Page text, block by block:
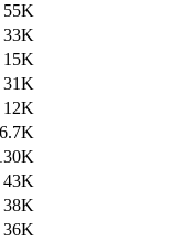
55K
33K
15K
31K
12K
6.7K
43K
38K
36K